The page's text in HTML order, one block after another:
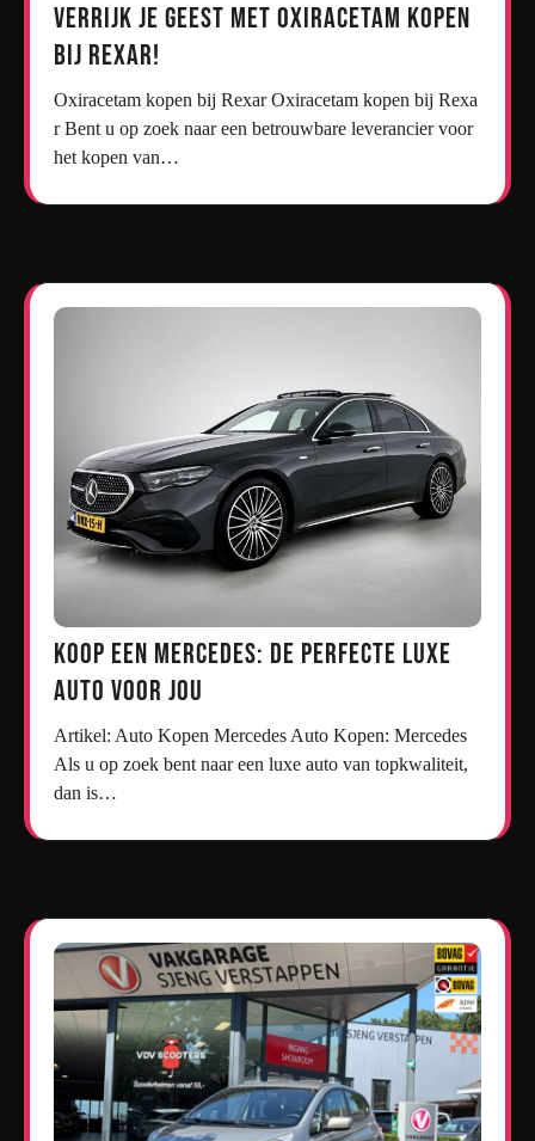
Verrijk je geest met oxiracetam kopen
bij Rexar!
Oxiracetam kopen bij Rexar Oxiracetam kopen bij Rexa
r Bent u op zoek naar een betrouwbare leverancier voor
het kopen van…
Koop een Mercedes: De Perfecte Luxe
Auto voor Jou
Artikel: Auto Kopen Mercedes Auto Kopen: Mercedes
Als u op zoek bent naar een luxe auto van topkwaliteit,
dan is…